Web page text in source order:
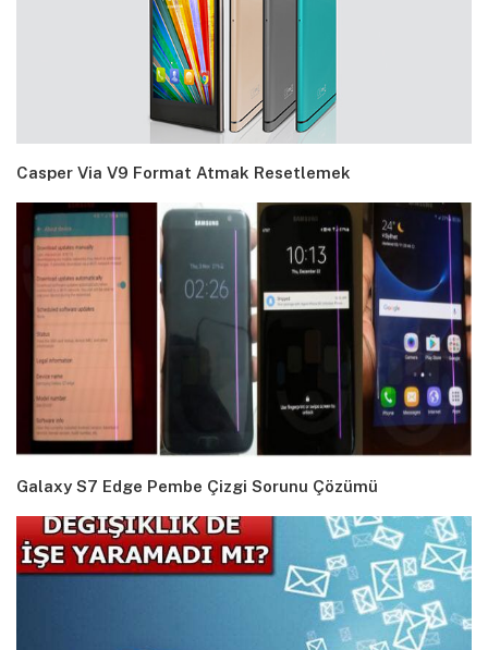
Casper Via V9 Format Atmak Resetlemek
Galaxy S7 Edge Pembe Çizgi Sorunu Çözümü